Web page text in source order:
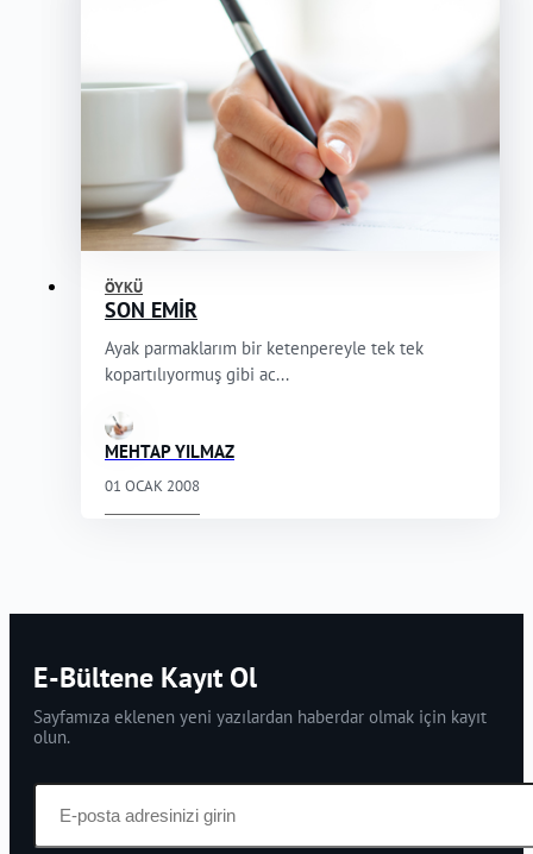
ÖYKÜ
SON EMİR
Ayak parmaklarım bir ketenpereyle tek tek
kopartılıyormuş gibi ac...
MEHTAP YILMAZ
01 OCAK 2008
E-Bültene Kayıt Ol
Sayfamıza eklenen yeni yazılardan haberdar olmak için kayıt
olun.